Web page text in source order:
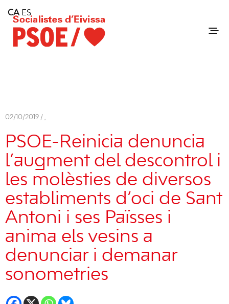
Consell Insular d'Eivissa
Services
Contact
02/10/2019 / ,
PSOE-Reinicia denuncia
l’augment del descontrol i
les molèsties de diversos
establiments d’oci de Sant
Antoni i ses Païsses i
anima els vesins a
denunciar i demanar
sonometries
CA ES